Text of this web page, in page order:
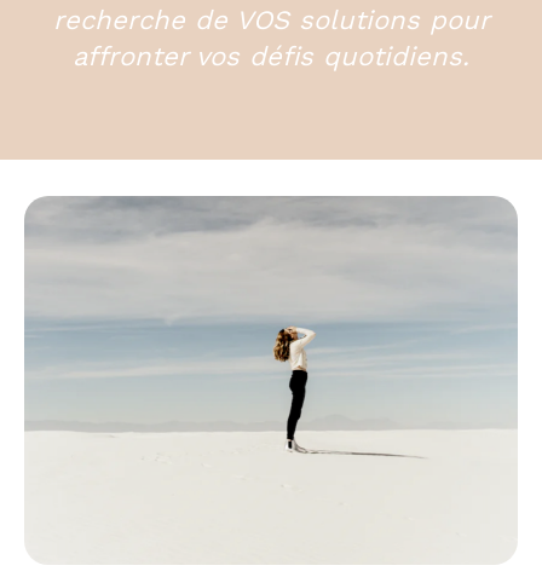
recherche de VOS solutions pour
affronter vos défis quotidiens.